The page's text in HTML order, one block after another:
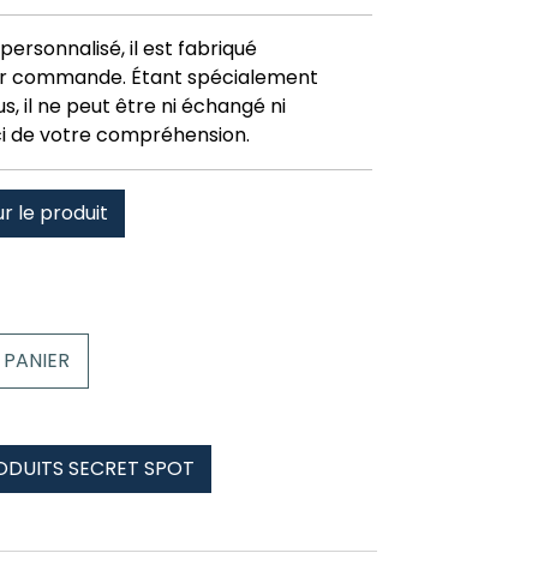
il est fabriqué
commande. Étant spécialement
il ne peut être ni échangé ni
de votre compréhension.
le produit
SECRET SPOT